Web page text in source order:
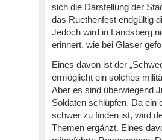
sich die Darstellung der
das Ruethenfest endgültig
Jedoch wird in Landsberg
erinnert, wie bei Glaser
Eines davon ist der
ermöglicht ein solches
Aber es sind überwiegend
Soldaten schlüpfen. Da ein
schwer zu finden ist, wird
Themen ergänzt. Eines